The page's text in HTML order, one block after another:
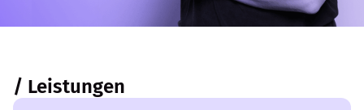
/ Leistungen